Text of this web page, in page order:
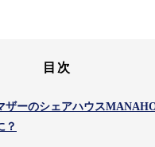
目次
ザーのシェアハウス
？